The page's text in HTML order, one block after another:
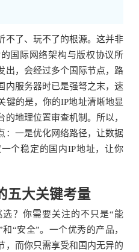
不了、玩不了的根源。这并非
国际网络架构与版权协议所
出，会经过多个国际节点，路
内服务器时已是强弩之末，速
键的是，你的IP地址清晰地显
地理位置审查机制。所以，
：一是优化网络路径，让数据
个稳定的国内IP地址，让你
五大关键考量
？你需要关注的不只是“能
“安全”。一个优秀的产品，
，而你只需享受和国内无异的